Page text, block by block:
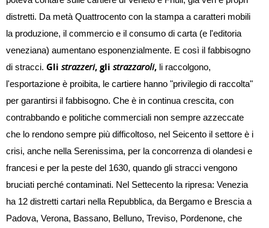
distretti. Da metà Quattrocento con la stampa a caratteri mobili
la produzione, il commercio e il consumo di carta (e l'editoria
veneziana) aumentano esponenzialmente. E così il fabbisogno
di stracci. Gli strazzeri, gli strazzaroli, li raccolgono,
l'esportazione è proibita, le cartiere hanno "privilegio di raccolta"
per garantirsi il fabbisogno. Che è in continua crescita, con
contrabbando e politiche commerciali non sempre azzeccate
che lo rendono sempre più difficoltoso, nel Seicento il settore è i
crisi, anche nella Serenissima, per la concorrenza di olandesi e
francesi e per la peste del 1630, quando gli stracci vengono
bruciati perché contaminati. Nel Settecento la ripresa: Venezia
ha 12 distretti cartari nella Repubblica, da Bergamo e Brescia a
Padova, Verona, Bassano, Belluno, Treviso, Pordenone, che